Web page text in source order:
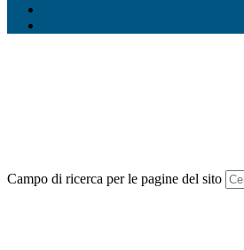
Campo di ricerca per le pagine del sito